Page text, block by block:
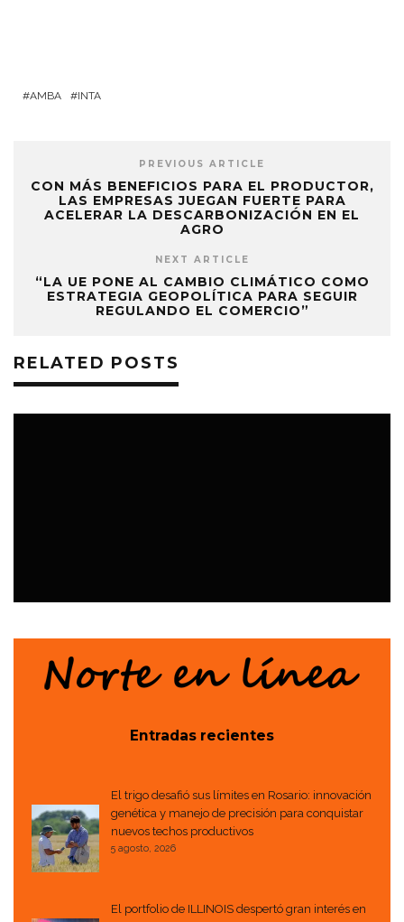
AMBA INTA
PREVIOUS ARTICLE
CON MÁS BENEFICIOS PARA EL PRODUCTOR,
LAS EMPRESAS JUEGAN FUERTE PARA
ACELERAR LA DESCARBONIZACIÓN EN EL
AGRO
NEXT ARTICLE
“LA UE PONE AL CAMBIO CLIMÁTICO COMO
ESTRATEGIA GEOPOLÍTICA PARA SEGUIR
REGULANDO EL COMERCIO”
RELATED POSTS
Entradas recientes
El trigo desafió sus límites en Rosario: innovación
genética y manejo de precisión para conquistar
nuevos techos productivos
5 agosto, 2026
El portfolio de ILLINOIS despertó gran interés en